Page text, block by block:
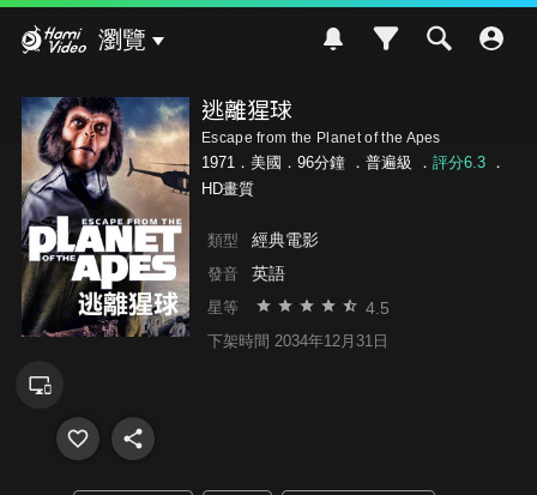
瀏覽
逃離猩球
Escape from the Planet of the Apes
1971．美國．96分鐘 ． 普遍級 ． 評分6.3．
HD畫質
類型 經典電影
發音 英語
星等 4.5
下架時間 2034年12月31日